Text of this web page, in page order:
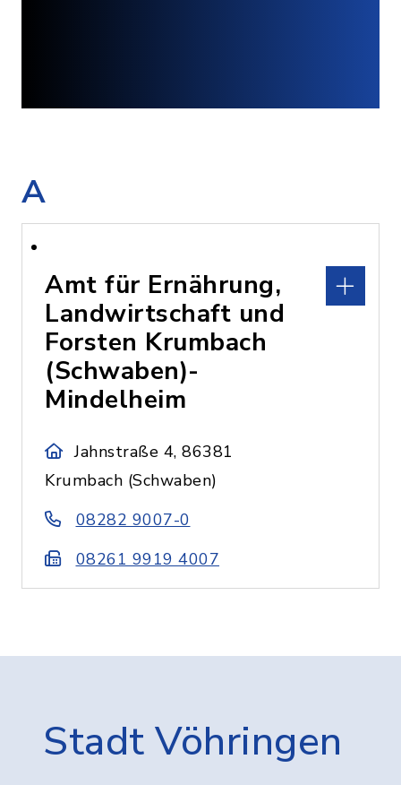
A
Amt für Ernährung,
Landwirtschaft und
Forsten Krumbach
(Schwaben)-
Mindelheim
Jahnstraße 4, 86381
Krumbach (Schwaben)
08282 9007-0
08261 9919 4007
Stadt Vöhringen